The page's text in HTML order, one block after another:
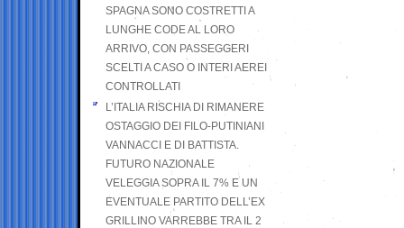
SPAGNA SONO COSTRETTI A
LUNGHE CODE AL LORO
ARRIVO, CON PASSEGGERI
SCELTI A CASO O INTERI AEREI
CONTROLLATI
L’ITALIA RISCHIA DI RIMANERE
OSTAGGIO DEI FILO-PUTINIANI
VANNACCI E DI BATTISTA.
FUTURO NAZIONALE
VELEGGIA SOPRA IL 7% E UN
EVENTUALE PARTITO DELL’EX
GRILLINO VARREBBE TRA IL 2